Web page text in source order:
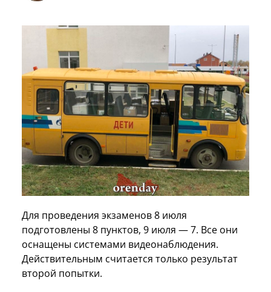
Для проведения экзаменов 8 июля
подготовлены 8 пунктов, 9 июля — 7. Все они
оснащены системами видеонаблюдения.
Действительным считается только результат
второй попытки.